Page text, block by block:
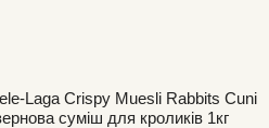
Laga Crispy Muesli Rabbits Cuni
суміш для кроликів 1кг